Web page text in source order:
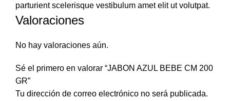
parturient scelerisque vestibulum amet elit ut volutpat.
Valoraciones
No hay valoraciones aún.
Sé el primero en valorar “JABON AZUL BEBE CM 200
GR”
Tu dirección de correo electrónico no será publicada.